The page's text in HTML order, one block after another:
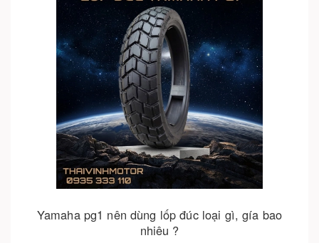
Lốp địa hình yamaha pg-1 - lốp bản rộng bám
đường
Cho vào giỏ hàng